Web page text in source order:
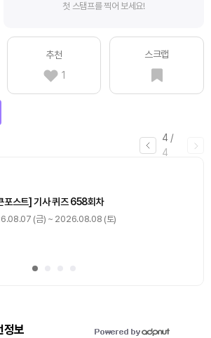
첫 스탬프를 찍어 보세요!
추천
1
스크랩
4 /
4
포스트] 기사 퀴즈 658회차
(금) ~ 2026.08.08 (토)
정보